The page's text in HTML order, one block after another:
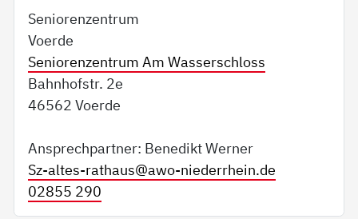
Seniorenzentrum
Voerde
Seniorenzentrum Am Wasserschloss
Bahnhofstr. 2e
46562 Voerde
Ansprechpartner: Benedikt Werner
Sz-altes-rathaus@awo-niederrhein.de
02855 290